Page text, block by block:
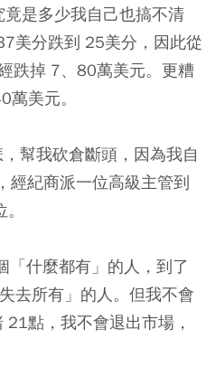
是多少我自己也搞不清
美分跌到 25美分，因此從
跌掉 7、80萬美元。更糟
美元。
幫我砍倉斷頭，因為我自
經紀商派一位高級主管到
什麼都有」的人，到了
去所有」的人。但我不會
點，我不會退出市場，